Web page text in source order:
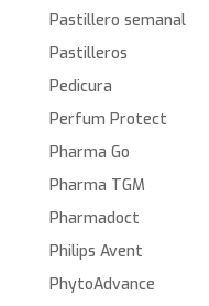
Pastillero semanal
Pastilleros
Pedicura
Perfum Protect
Pharma Go
Pharma TGM
Pharmadoct
Philips Avent
PhytoAdvance